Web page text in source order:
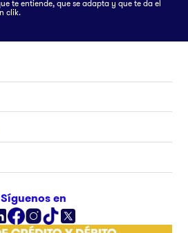
te entiende, que se adapta y que te da el
clik.
Síguenos en